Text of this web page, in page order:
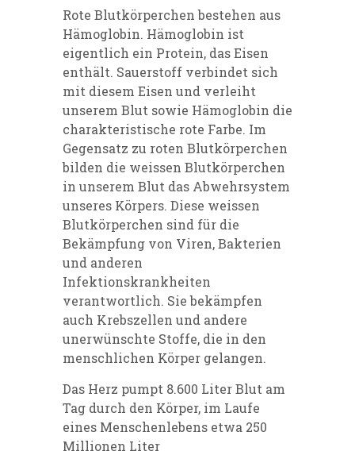
Rote Blutkörperchen bestehen aus
Hämoglobin. Hämoglobin ist
eigentlich ein Protein, das Eisen
enthält. Sauerstoff verbindet sich
mit diesem Eisen und verleiht
unserem Blut sowie Hämoglobin die
charakteristische rote Farbe. Im
Gegensatz zu roten Blutkörperchen
bilden die weissen Blutkörperchen
in unserem Blut das Abwehrsystem
unseres Körpers. Diese weissen
Blutkörperchen sind für die
Bekämpfung von Viren, Bakterien
und anderen
Infektionskrankheiten
verantwortlich. Sie bekämpfen
auch Krebszellen und andere
unerwünschte Stoffe, die in den
menschlichen Körper gelangen.
Das Herz pumpt 8.600 Liter Blut am
Tag durch den Körper, im Laufe
eines Menschenlebens etwa 250
Millionen Liter